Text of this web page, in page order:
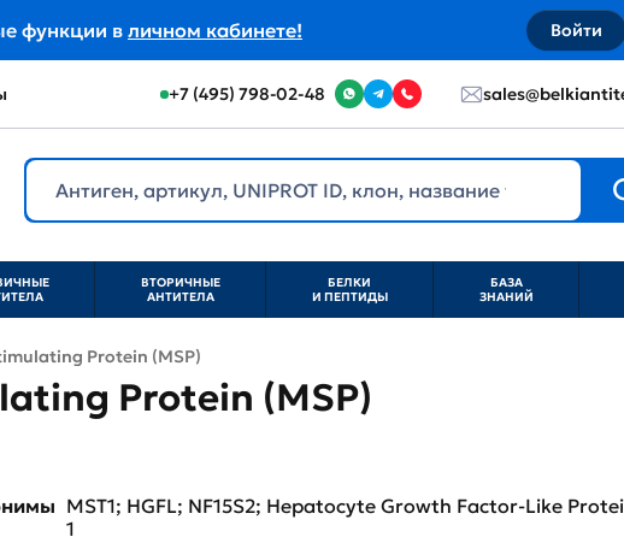
функции в личном кабинете! Войти
+7 (495) 798-02-48
ВТОРИЧНЫЕ
АНТИТЕЛА
БЕЛКИ
И ПЕПТИДЫ
БАЗА
ЗНАНИЙ
Protein (MSP)
Protein (MSP)
MST1; HGFL; NF15S2; Hepatocyte Growth Factor-Like
1